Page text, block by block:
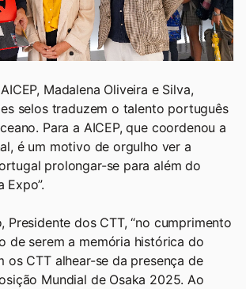
Madalena Oliveira e Silva,
selos traduzem o talento português
Para a AICEP, que coordenou a
é um motivo de orgulho ver a
prolongar-se para além do
Expo”.
Presidente dos CTT, “no cumprimento
de serem a memória histórica do
os CTT alhear-se da presença de
Mundial de Osaka 2025. Ao